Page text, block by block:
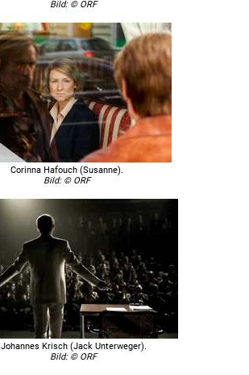
Bild: © ORF
Corinna Hafouch (Susanne).
Bild: © ORF
Johannes Krisch (Jack Unterweger).
Bild: © ORF